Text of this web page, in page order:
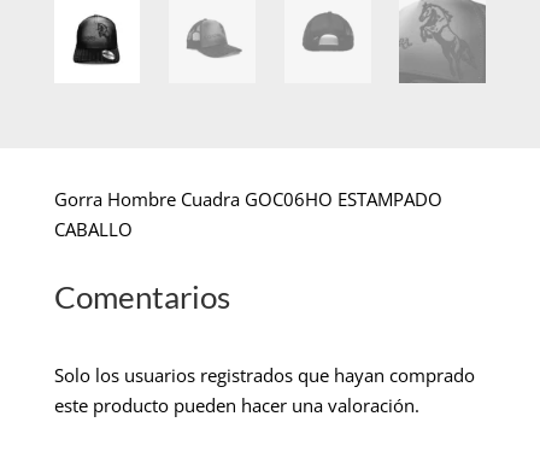
Gorra Hombre Cuadra GOC06HO ESTAMPADO
CABALLO
Comentarios
Solo los usuarios registrados que hayan comprado
este producto pueden hacer una valoración.